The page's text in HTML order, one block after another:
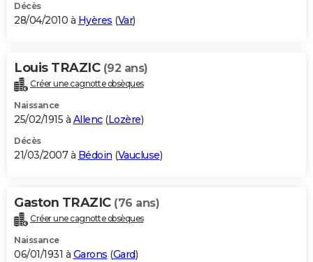
Décès
28/04/2010 à Hyères (Var)
Louis TRAZIC (92 ans)
Créer une cagnotte obsèques
Naissance
25/02/1915 à Allenc(Lozère)
Décès
21/03/2007 à Bédoin (Vaucluse)
Gaston TRAZIC (76 ans)
Créer une cagnotte obsèques
Naissance
06/01/1931 à Garons (Gard)